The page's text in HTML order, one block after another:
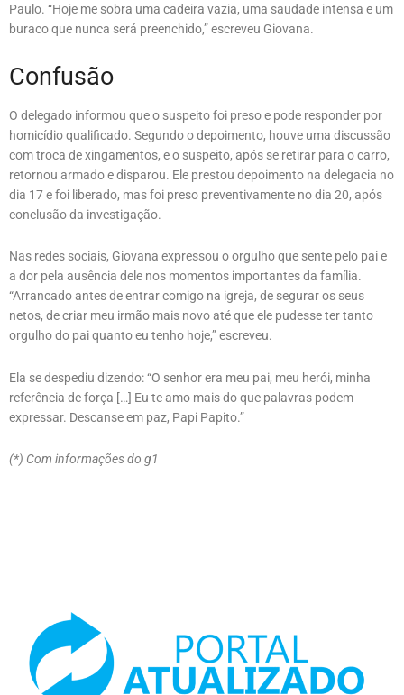
Paulo. “Hoje me sobra uma cadeira vazia, uma saudade intensa e um
buraco que nunca será preenchido,” escreveu Giovana.
Confusão
O delegado informou que o suspeito foi preso e pode responder por
homicídio qualificado. Segundo o depoimento, houve uma discussão
com troca de xingamentos, e o suspeito, após se retirar para o carro,
retornou armado e disparou. Ele prestou depoimento na delegacia no
dia 17 e foi liberado, mas foi preso preventivamente no dia 20, após
conclusão da investigação.
Nas redes sociais, Giovana expressou o orgulho que sente pelo pai e
a dor pela ausência dele nos momentos importantes da família.
“Arrancado antes de entrar comigo na igreja, de segurar os seus
netos, de criar meu irmão mais novo até que ele pudesse ter tanto
orgulho do pai quanto eu tenho hoje,” escreveu.
Ela se despediu dizendo: “O senhor era meu pai, meu herói, minha
referência de força […] Eu te amo mais do que palavras podem
expressar. Descanse em paz, Papi Papito.”
(*) Com informações do g1